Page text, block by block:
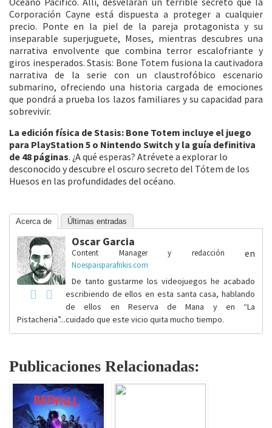
Corporación Cayne está dispuesta a proteger a cualquier
precio. Ponte en la piel de la pareja protagonista y su
inseparable superjuguete, Moses, mientras descubres una
narrativa envolvente que combina terror escalofriante y
giros inesperados. Stasis: Bone Totem fusiona la cautivadora
narrativa de la serie con un claustrofóbico escenario
submarino, ofreciendo una historia cargada de emociones
que pondrá a prueba los lazos familiares y su capacidad para
sobrevivir.
La edición física de Stasis: Bone Totem incluye el juego
para PlayStation 5 o Nintendo Switch y la guía definitiva
de 48 páginas. ¿A qué esperas? Atrévete a explorar lo
desconocido y descubre el oscuro secreto del Tótem de los
Huesos en las profundidades del océano.
Acerca de Últimas entradas
Oscar Garcia
Content Manager y redacción en
Noespaisparafrikis.com
De tanto gustarme los videojuegos he acabado
escribiendo de ellos en esta santa casa, hablando
de ellos en Reserva de Mana y en “La
Pistacheria”...cuidado que este vicio quita mucho tiempo.
Publicaciones Relacionadas: